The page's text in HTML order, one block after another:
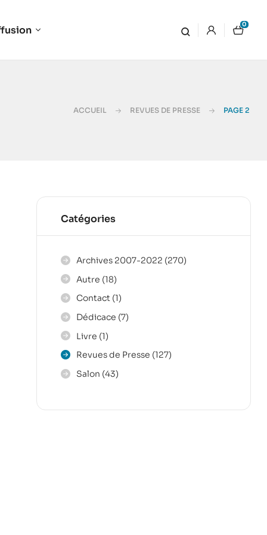
0
ACCUEIL REVUES DE PRESSE PAGE 2
Catégories
Archives 2007-2022 (270)
Autre (18)
Contact (1)
Dédicace (7)
Livre (1)
Revues de Presse (127)
Salon (43)